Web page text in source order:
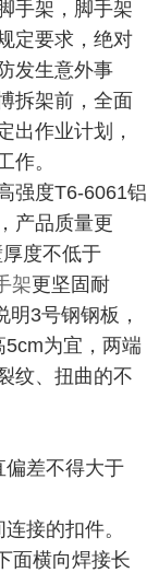
手架，脚手架
定要求，绝对
发生意外事
拆架前，全面
出作业计划，
作。
强度T6-6061铝
产品质量更
度不低于
架更坚固耐
3号钢钢板，
5cm为宜，两端
纹、扭曲的不
偏差不得大于
接的扣件。
面横向焊接长